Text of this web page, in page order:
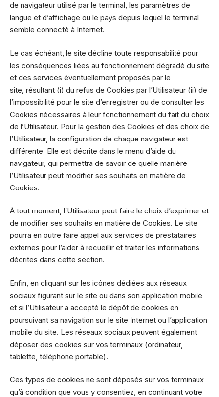
de navigateur utilisé par le terminal, les paramètres de
langue et d’affichage ou le pays depuis lequel le terminal
semble connecté à Internet.
Le cas échéant, le site décline toute responsabilité pour
les conséquences liées au fonctionnement dégradé du site
et des services éventuellement proposés par le
site, résultant (i) du refus de Cookies par l’Utilisateur (ii) de
l’impossibilité pour le site d’enregistrer ou de consulter les
Cookies nécessaires à leur fonctionnement du fait du choix
de l’Utilisateur. Pour la gestion des Cookies et des choix de
l’Utilisateur, la configuration de chaque navigateur est
différente. Elle est décrite dans le menu d’aide du
navigateur, qui permettra de savoir de quelle manière
l’Utilisateur peut modifier ses souhaits en matière de
Cookies.
À tout moment, l’Utilisateur peut faire le choix d’exprimer et
de modifier ses souhaits en matière de Cookies. Le site
pourra en outre faire appel aux services de prestataires
externes pour l’aider à recueillir et traiter les informations
décrites dans cette section.
Enfin, en cliquant sur les icônes dédiées aux réseaux
sociaux figurant sur le site ou dans son application mobile
et si l’Utilisateur a accepté le dépôt de cookies en
poursuivant sa navigation sur le site Internet ou l’application
mobile du site. Les réseaux sociaux peuvent également
déposer des cookies sur vos terminaux (ordinateur,
tablette, téléphone portable).
Ces types de cookies ne sont déposés sur vos terminaux
qu’à condition que vous y consentiez, en continuant votre